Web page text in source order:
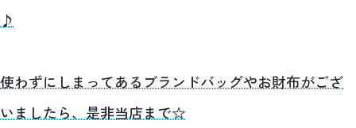
♪
使わずにしまってあるブランドバッグやお財布がござ
いましたら、是非当店まで☆